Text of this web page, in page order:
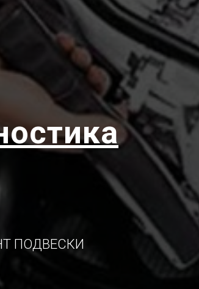
ПОДВЕСКИ